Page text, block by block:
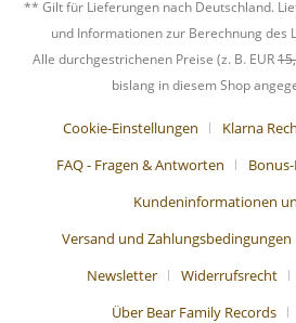
** Gilt für Lieferungen nach Deutschland.
und Informationen zur Berechnung des
Alle durchgestrichenen Preise (z. B. EUR
bislang in diesem Shop
Cookie-Einstellungen Klarna
FAQ - Fragen & Antworten
Kundeninformationen
Versand und Zahlungsbedingungen
Newsletter
Widerrufsrecht
Über Bear Family Records